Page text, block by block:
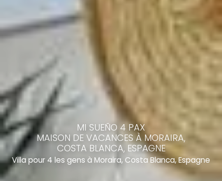
MI SUEÑO 4 PAX
MAISON DE VACANCES À MORAIRA,
COSTA BLANCA, ESPAGNE
Villa pour 4 les gens à Moraira, Costa Blanca, Espagne